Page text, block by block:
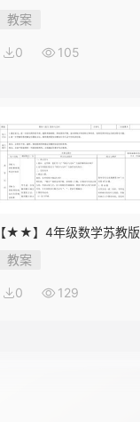
教案第9单元后《上学时
教案
0 105
【★★】4年级数学苏教
册教案第9单元《单元复
教案
0 129